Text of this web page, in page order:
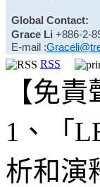
Global Contact:
Grace Li +886-2-
E-mail :
RSS
【免責
1、「
析和演